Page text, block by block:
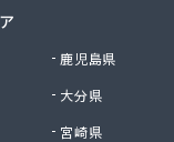
鹿児島県
大分県
宮崎県